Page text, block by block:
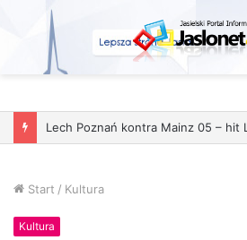
Start / Kultura
Kultura